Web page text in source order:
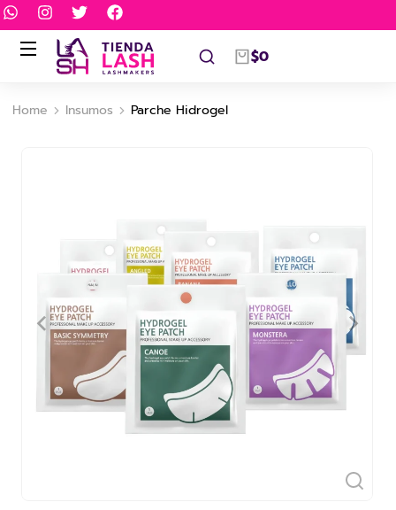
$0
You are here:
Home Insumos Parche Hidrogel